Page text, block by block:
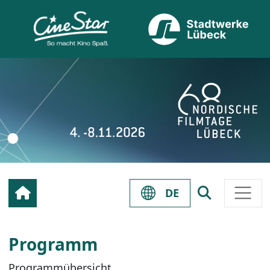
DE
Programm